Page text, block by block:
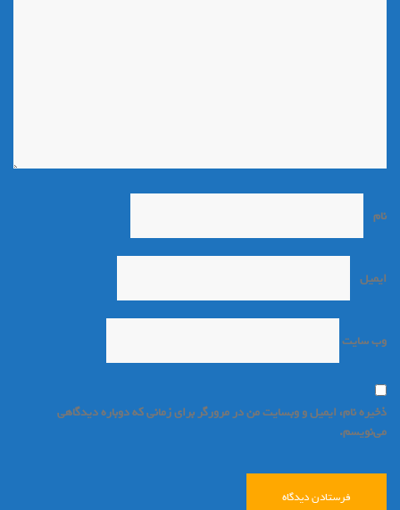
نام
ایمیل
وب‌ سایت
ذخیره نام، ایمیل و وبسایت من در مرورگر برای زمانی که دوباره دیدگاهی
می‌نویسم.